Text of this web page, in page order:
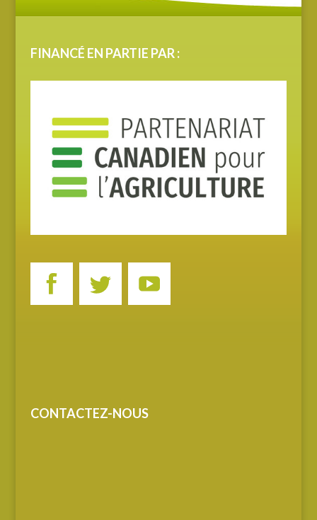
FINANCÉ EN PARTIE PAR :
CONTACTEZ-NOUS